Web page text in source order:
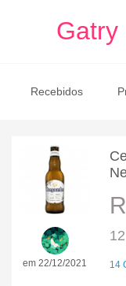
Gatry
Recebidos
em 22/12/2021 14